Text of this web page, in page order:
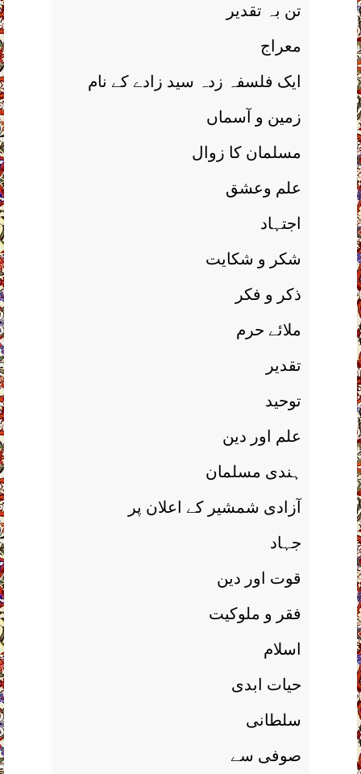
تن بہ تقدير
معراج
ايک فلسفہ زدہ سيد زادے کے نام
زمين و آسماں
مسلمان کا زوال
علم وعشق
اجتہاد
شکر و شکايت
ذکر و فکر
ملائے حرم
تقدير
توحيد
علم اور دين
ہندی مسلمان
آزادی شمشير کے اعلان پر
جہاد
قوت اور دين
فقر و ملوکيت
اسلام
حيات ابدی
سلطانی
صوفی سے